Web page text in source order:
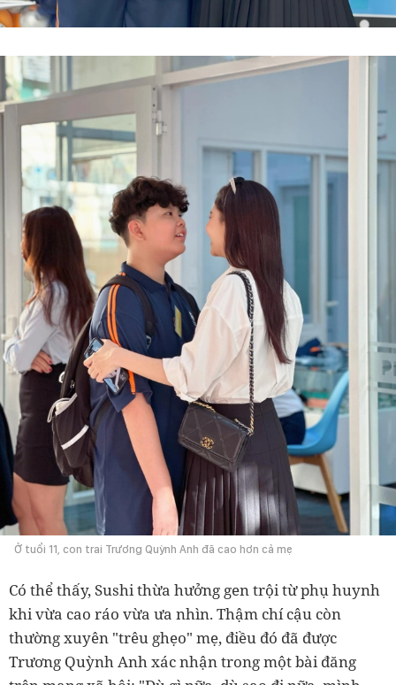
Ở tuổi 11, con trai Trương Quỳnh Anh đã cao hơn cả mẹ
Có thể thấy, Sushi thừa hưởng gen trội từ phụ huynh
khi vừa cao ráo vừa ưa nhìn. Thậm chí cậu còn
thường xuyên "trêu ghẹo" mẹ, điều đó đã được
Trương Quỳnh Anh xác nhận trong một bài đăng